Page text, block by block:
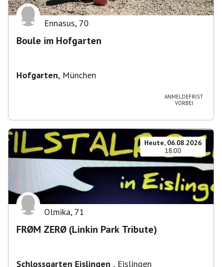
Ennasus, 70
Boule im Hofgarten
Hofgarten, München
ANMELDEFRIST
VORBEI
Heute, 06.08.2026
18:00
Olmika, 71
FRØM ZERØ (Linkin Park Tribute)
Schlossgarten Eislingen , Eislingen